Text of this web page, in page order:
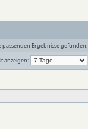
passenden Ergebnisse gefunden.
anzeigen: